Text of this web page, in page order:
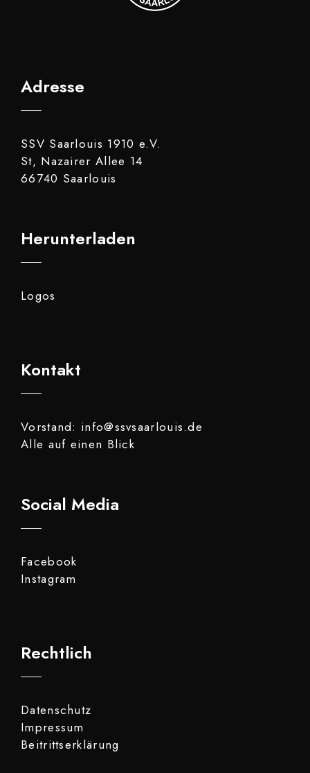
Adresse
SSV Saarlouis 1910 e.V.
St, Nazairer Allee 14
66740 Saarlouis
Herunterladen
Logos
Kontakt
Vorstand: info@ssvsaarlouis.de
Alle auf einen Blick
Social Media
Facebook
Instagram
Rechtlich
Datenschutz
Impressum
Beitrittserklärung